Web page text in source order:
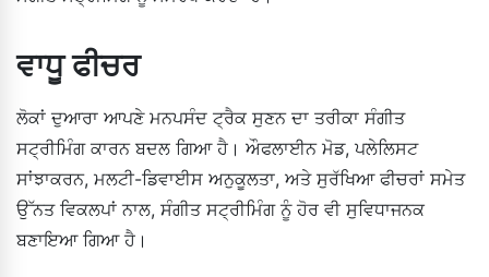
ਵਾਧੂ ਫੀਚਰ
ਲੋਕਾਂ ਦੁਆਰਾ ਆਪਣੇ ਮਨਪਸੰਦ ਟ੍ਰੈਕ ਸੁਣਨ ਦਾ ਤਰੀਕਾ ਸੰਗੀਤ
ਸਟ੍ਰੀਮਿੰਗ ਕਾਰਨ ਬਦਲ ਗਿਆ ਹੈ। ਔਫਲਾਈਨ ਮੋਡ, ਪਲੇਲਿਸਟ
ਸਾਂਝਾਕਰਨ, ਮਲਟੀ-ਡਿਵਾਈਸ ਅਨੁਕੂਲਤਾ, ਅਤੇ ਸੁਰੱਖਿਆ ਫੀਚਰਾਂ ਸਮੇਤ
ਉੱਨਤ ਵਿਕਲਪਾਂ ਨਾਲ, ਸੰਗੀਤ ਸਟ੍ਰੀਮਿੰਗ ਨੂੰ ਹੋਰ ਵੀ ਸੁਵਿਧਾਜਨਕ
ਬਣਾਇਆ ਗਿਆ ਹੈ।